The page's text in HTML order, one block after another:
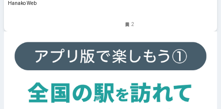
Hanako Web
2